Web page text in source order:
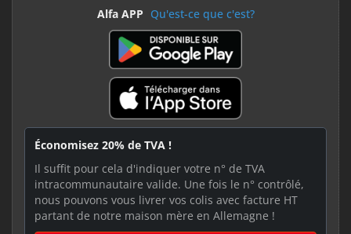
Alfa APP Qu'est-ce que c'est?
Économisez 20% de TVA !
Il suffit pour cela d'indiquer votre n° de TVA
intracommunautaire valide. Une fois le n° contrôlé,
nous pouvons vous livrer vos colis avec facture HT
partant de notre maison mère en Allemagne !